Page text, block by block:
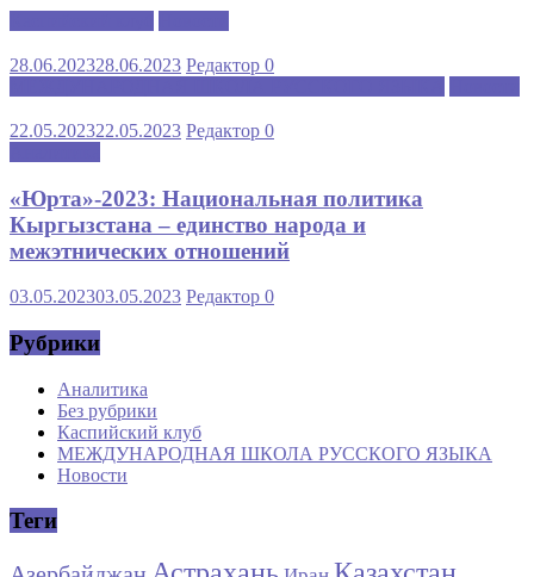
28.06.202328.06.2023 Редактор 0
22.05.202322.05.2023 Редактор 0
«Юрта»-2023: Национальная политика
Кыргызстана – единство народа и
межэтнических отношений
03.05.202303.05.2023 Редактор 0
Рубрики
Аналитика
Без рубрики
Каспийский клуб
МЕЖДУНАРОДНАЯ ШКОЛА РУССКОГО ЯЗЫКА
Новости
Теги